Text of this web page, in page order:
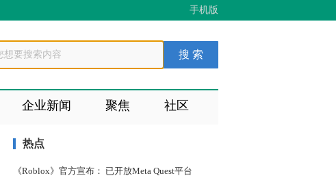
手机版
企业新闻 聚焦 社区
热点
《Roblox》官方宣布： 已开放Meta Quest平台